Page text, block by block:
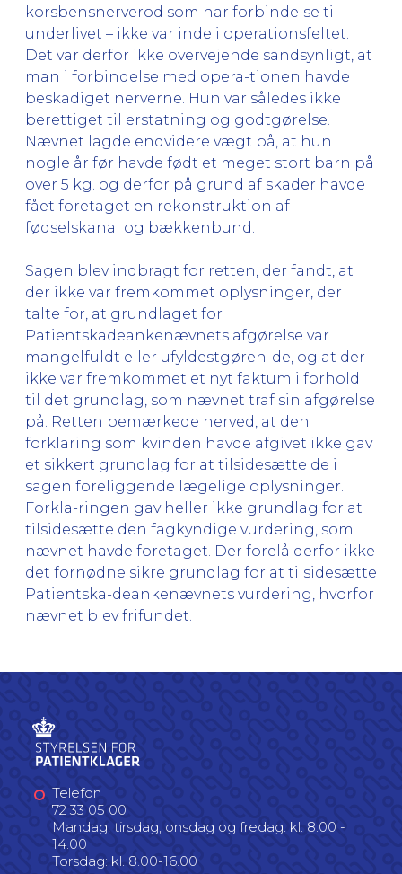
korsbensnerverod som har forbindelse til
underlivet – ikke var inde i operationsfeltet.
Det var derfor ikke overvejende sandsynligt, at
man i forbindelse med opera-tionen havde
beskadiget nerverne. Hun var således ikke
berettiget til erstatning og godtgørelse.
Nævnet lagde endvidere vægt på, at hun
nogle år før havde født et meget stort barn på
over 5 kg. og derfor på grund af skader havde
fået foretaget en rekonstruktion af
fødselskanal og bækkenbund.
Sagen blev indbragt for retten, der fandt, at
der ikke var fremkommet oplysninger, der
talte for, at grundlaget for
Patientskadeankenævnets afgørelse var
mangelfuldt eller ufyldestgøren-de, og at der
ikke var fremkommet et nyt faktum i forhold
til det grundlag, som nævnet traf sin afgørelse
på. Retten bemærkede herved, at den
forklaring som kvinden havde afgivet ikke gav
et sikkert grundlag for at tilsidesætte de i
sagen foreliggende lægelige oplysninger.
Forkla-ringen gav heller ikke grundlag for at
tilsidesætte den fagkyndige vurdering, som
nævnet havde foretaget. Der forelå derfor ikke
det fornødne sikre grundlag for at tilsidesætte
Patientska-deankenævnets vurdering, hvorfor
nævnet blev frifundet.
Telefon
72 33 05 00
Mandag, tirsdag, onsdag og fredag: kl. 8.00 -
14.00
Torsdag: kl. 8.00-16.00